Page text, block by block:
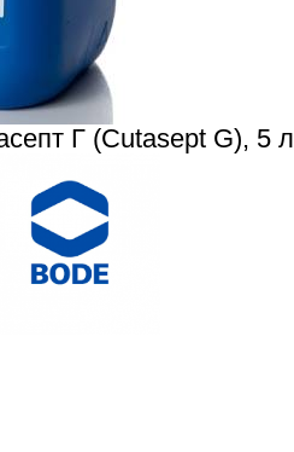
Г (Cutasept G), 5 л